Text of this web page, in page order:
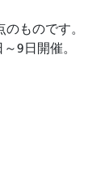
ものです。
9日開催。